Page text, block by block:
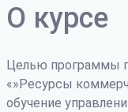
О курсе
Целью программы
«»Ресурсы
обучение